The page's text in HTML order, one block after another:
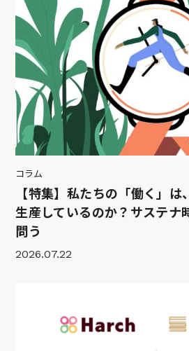
コラム
【特集】私たちの「働く」
生産しているのか？サステナ
問う
2026.07.22